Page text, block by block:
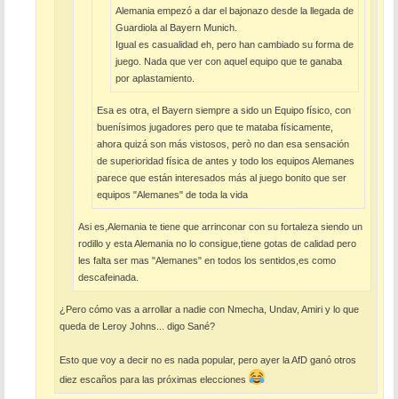
Alemania empezó a dar el bajonazo desde la llegada de
Guardiola al Bayern Munich.
Igual es casualidad eh, pero han cambiado su forma de
juego. Nada que ver con aquel equipo que te ganaba
por aplastamiento.
Esa es otra, el Bayern siempre a sido un Equipo físico, con
buenísimos jugadores pero que te mataba físicamente,
ahora quizá son más vistosos, però no dan esa sensación
de superioridad física de antes y todo los equipos Alemanes
parece que están interesados más al juego bonito que ser
equipos "Alemanes" de toda la vida
Asi es,Alemania te tiene que arrinconar con su fortaleza siendo un
rodillo y esta Alemania no lo consigue,tiene gotas de calidad pero
les falta ser mas "Alemanes" en todos los sentidos,es como
descafeinada.
¿Pero cómo vas a arrollar a nadie con Nmecha, Undav, Amiri y lo que
queda de Leroy Johns... digo Sané?
Esto que voy a decir no es nada popular, pero ayer la AfD ganó otros
diez escaños para las próximas elecciones